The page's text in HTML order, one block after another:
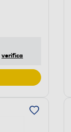
verifica